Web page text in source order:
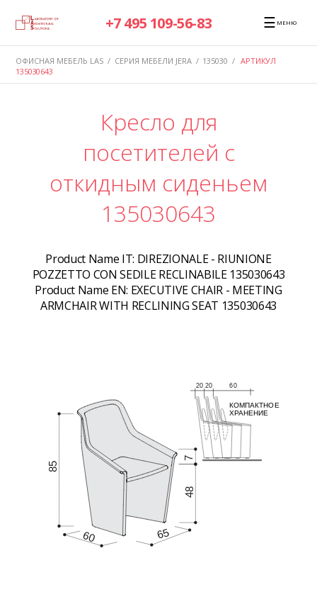
+7 495 109-56-83 ☰ МЕНЮ
ОФИСНАЯ МЕБЕЛЬ LAS / СЕРИЯ МЕБЕЛИ JERA / 135030 / АРТИКУЛ
135030643
Кресло для
посетителей с
откидным сиденьем
135030643
Product Name IT: DIREZIONALE - RIUNIONE
POZZETTO CON SEDILE RECLINABILE 135030643
Product Name EN: EXECUTIVE CHAIR - MEETING
ARMCHAIR WITH RECLINING SEAT 135030643